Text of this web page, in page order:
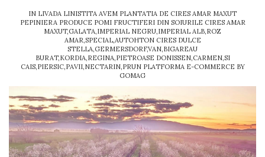
IN LIVADA LINISTITA AVEM PLANTATIA DE CIRES AMAR MAXUT
PEPINIERA PRODUCE POMI FRUCTIFERI DIN SOIURILE CIRES AMAR
MAXUT,GALATA,IMPERIAL NEGRU,IMPERIAL ALB,ROZ
AMAR,SPECIAL,AUTOHTON CIRES DULCE
STELLA,GERMERSDORF,VAN,BIGAREAU
BURAT,KORDIA,REGINA,PIETROASE DONISSEN,CARMEN,SI
CAIS,PIERSIC,PAVII,NECTARIN,PRUN PLATFORMA E-COMMERCE BY
GOMAG